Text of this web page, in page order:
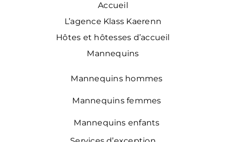
Accueil
L’agence Klass Kaerenn
Hôtes et hôtesses d’accueil
Mannequins
Mannequins hommes
Mannequins femmes
Mannequins enfants